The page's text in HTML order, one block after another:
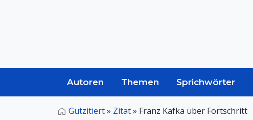
Autoren Themen Sprichwörter
Gutzitiert» Zitat» Franz Kafka über Fortschritt